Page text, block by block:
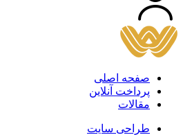
صفحه اصلی
پرداخت آنلاین
مقالات
طراحی سایت